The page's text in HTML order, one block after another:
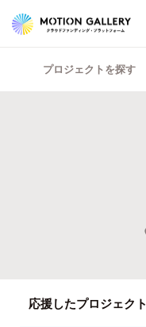
プロジェクトを探す
応援したプロジェクト